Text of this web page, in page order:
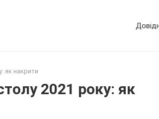
як накрити
2021 року: як